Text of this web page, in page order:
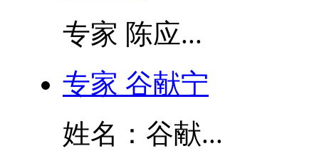
专家 陈应...
专家 谷献宁
姓名：谷献...